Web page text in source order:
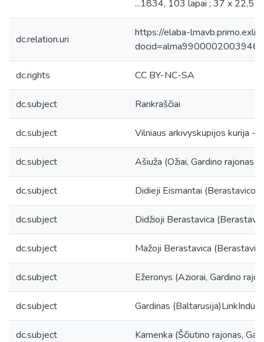
...1834, 103 lapai ; 37 x 22,5
dc.relation.uri
https://elaba-
dc.rights CC BY-NC-SA
dc.subject Rankraščiai
dc.subject Vilniaus arkivyskupijos kurija -
dc.subject Ašiuža (Ožiai, Gardino rajonas
dc.subject Didieji Eismantai
dc.subject Didžioji Berastavica
dc.subject Mažoji Berastavica
dc.subject Ežeronys (Aziorai, Gardino
dc.subject Gardinas
dc.subject Kamenka (Ščiutino rajonas,